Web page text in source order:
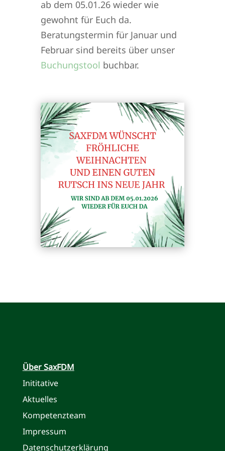
ab dem 05.01.26 wieder wie
gewohnt für Euch da.
Beratungstermin für Januar und
Februar sind bereits über unser
Buchungstool buchbar.
Über SaxFDM
Inititative
Aktuelles
Kompetenzteam
Impressum
Datenschutzerklärung